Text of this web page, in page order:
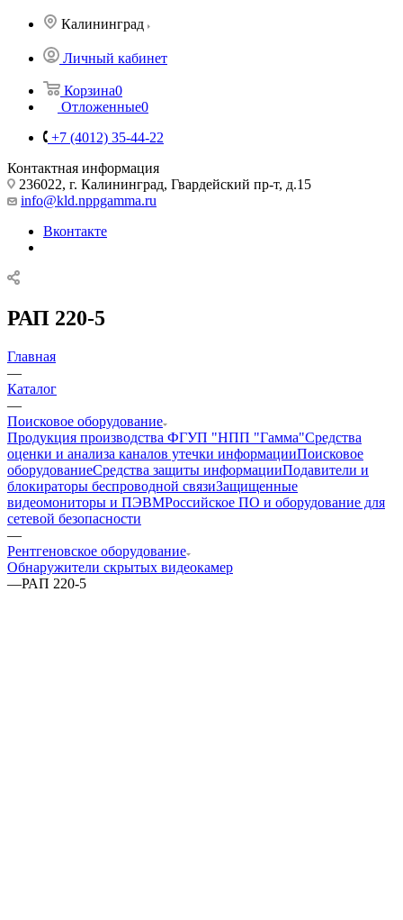
Калининград
Личный кабинет
Корзина0
Отложенные0
+7 (4012) 35-44-22
Контактная информация
236022, г. Калининград, Гвардейский пр-т, д.15
info@kld.nppgamma.ru
Вконтакте
РАП 220-5
Главная
—
Каталог
—
Поисковое оборудование
Продукция производства ФГУП "НПП "Гамма"Средства
оценки и анализа каналов утечки информацииПоисковое
оборудованиеСредства защиты информацииПодавители и
блокираторы беспроводной связиЗащищенные
видеомониторы и ПЭВМРоссийское ПО и оборудование для
сетевой безопасности
—
Рентгеновское оборудование
Обнаружители скрытых видеокамер
—РАП 220-5